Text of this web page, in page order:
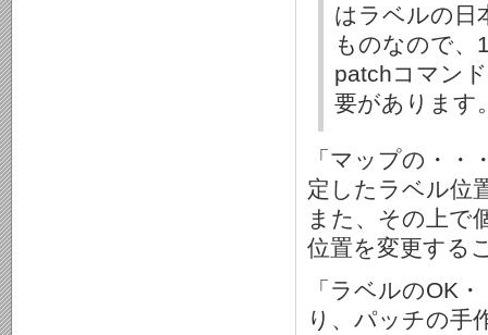
はラベルの日
ものなので、
patchコマン
要があります
「マップの・
定したラベル位
また、その上で
位置を変更する
「ラベルのOK
り、パッチの手